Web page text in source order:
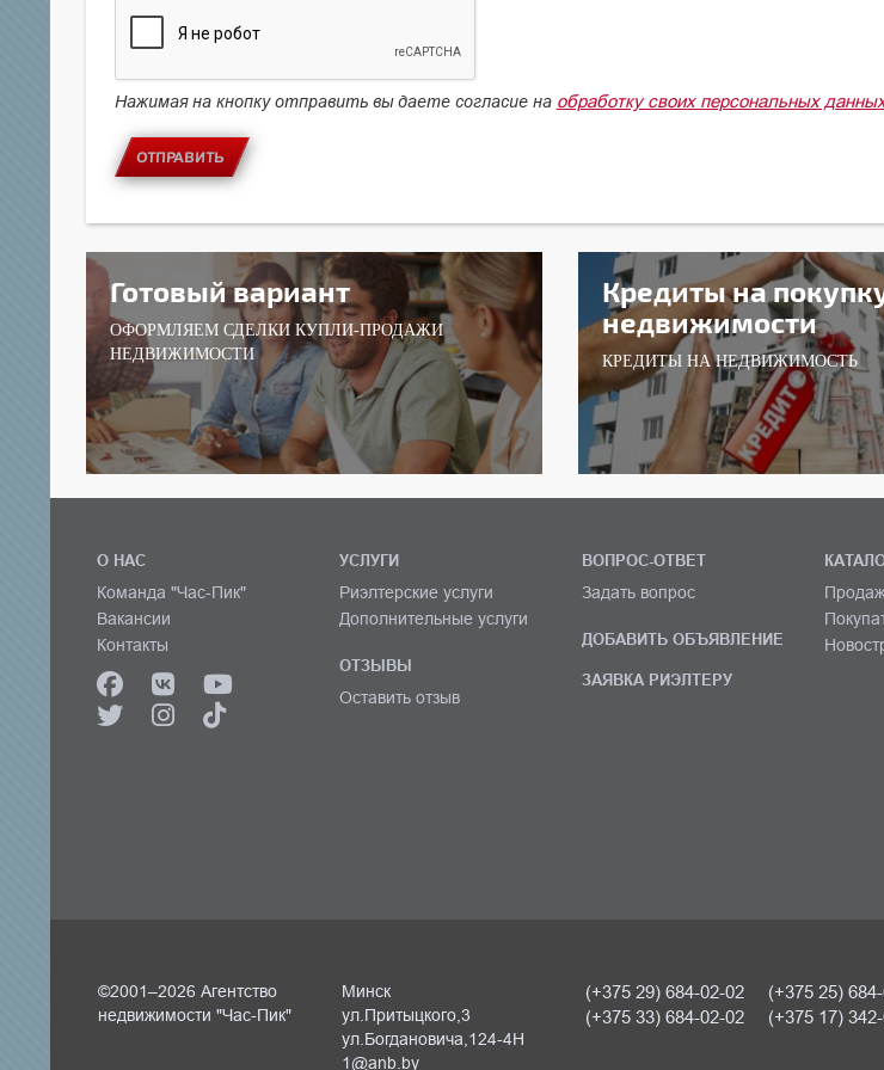
Нажимая на кнопку отправить вы даете согласие на обработку своих персональных
ОТПРАВИТЬ
Готовый вариант
ОФОРМЛЯЕМ СДЕЛКИ КУПЛИ-ПРОДАЖИ
НЕДВИЖИМОСТИ
Кредиты на
недвижимости
КРЕДИТЫ НА НЕДВИЖИМОСТЬ
О НАС
Команда "Час-Пик"
Вакансии
Контакты
УСЛУГИ
Риэлтерские услуги
Дополнительные услуги
ОТЗЫВЫ
Оставить отзыв
ВОПРОС-ОТВЕТ
Задать вопрос
ДОБАВИТЬ ОБЪЯВЛЕНИЕ
ЗАЯВКА РИЭЛТЕРУ
©2001–2026 Агентство
недвижимости "Час-Пик"
Минск
ул.Притыцкого,3
ул.Богдановича,124-4Н
1@anb.by
(+375 29) 684-02-02
(+375 25)
(+375 33) 684-02-02
(+375 17)